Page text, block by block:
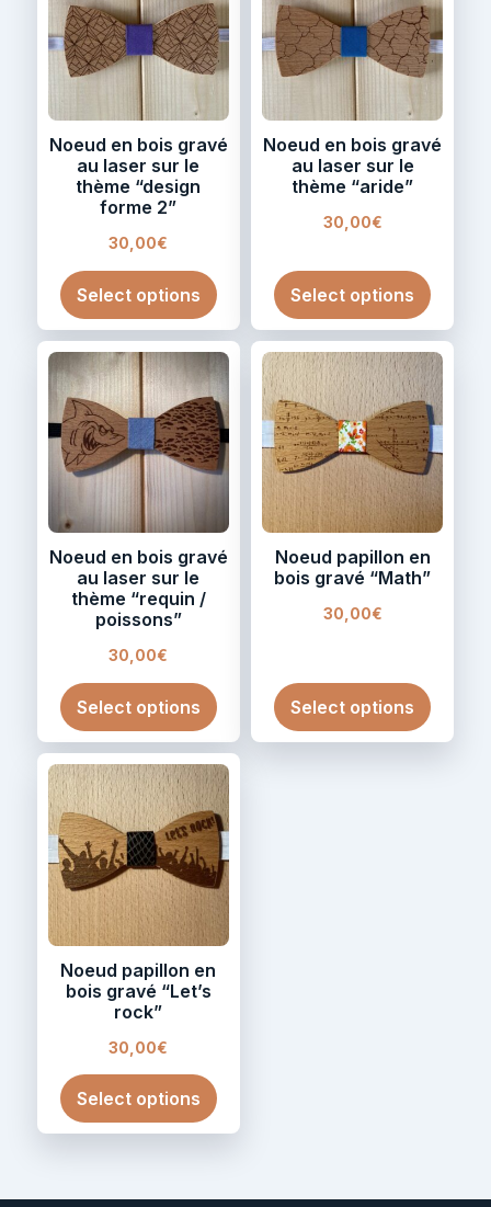
Noeud en bois gravé
au laser sur le
thème “design
forme 2”
30,00€
Select options
Noeud en bois gravé
au laser sur le
thème “aride”
30,00€
Select options
Noeud en bois gravé
au laser sur le
thème “requin /
poissons”
30,00€
Select options
Noeud papillon en
bois gravé “Math”
30,00€
Select options
Noeud papillon en
bois gravé “Let’s
rock”
30,00€
Select options